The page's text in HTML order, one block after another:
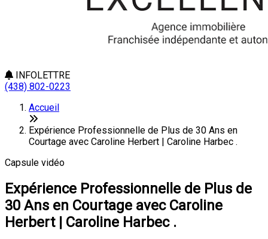
INFOLETTRE
(438) 802-0223
Accueil
Expérience Professionnelle de Plus de 30 Ans en
Courtage avec Caroline Herbert | Caroline Harbec .
Capsule vidéo
Expérience Professionnelle de Plus de
30 Ans en Courtage avec Caroline
Herbert | Caroline Harbec .